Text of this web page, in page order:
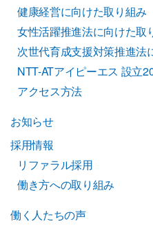
健康経営に向けた取り組み
女性活躍推進法に向けた取
次世代育成支援対策推進法
NTT-ATアイピーエス 設立
アクセス方法
お知らせ
採用情報
リファラル採用
働き方への取り組み
働く人たちの声